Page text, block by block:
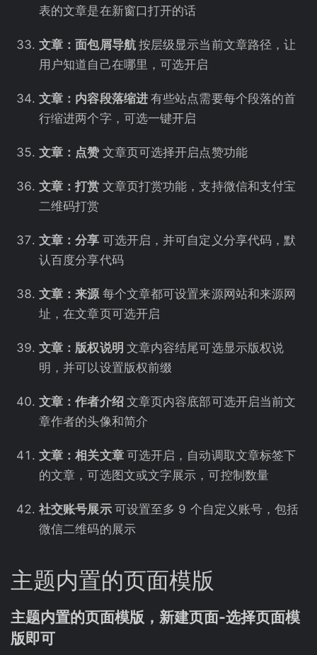
表的文章是在新窗口打开的话
文章：面包屑导航 按层级显示当前文章路径，让
用户知道自己在哪里，可选开启
文章：内容段落缩进 有些站点需要每个段落的首
行缩进两个字，可选一键开启
文章：点赞 文章页可选择开启点赞功能
文章：打赏 文章页打赏功能，支持微信和支付宝
二维码打赏
文章：分享 可选开启，并可自定义分享代码，默
认百度分享代码
文章：来源 每个文章都可设置来源网站和来源网
址，在文章页可选开启
文章：版权说明 文章内容结尾可选显示版权说
明，并可以设置版权前缀
文章：作者介绍 文章页内容底部可选开启当前文
章作者的头像和简介
文章：相关文章 可选开启，自动调取文章标签下
的文章，可选图文或文字展示，可控制数量
社交账号展示 可设置至多 9 个自定义账号，包括
微信二维码的展示
主题内置的页面模版
主题内置的页面模版，新建页面-选择页面模
版即可